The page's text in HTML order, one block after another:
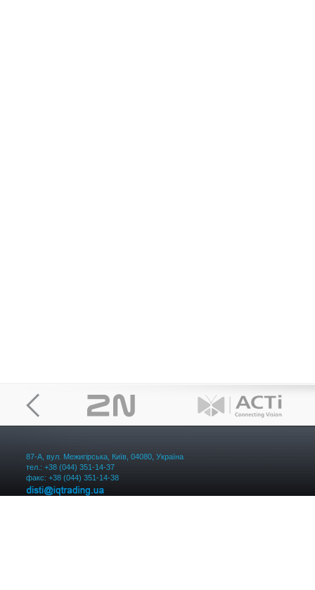
87-А, вул. Межигірська, Київ, 04080, Україна
тел.: +38 (044) 351-14-37
факс: +38 (044) 351-14-38